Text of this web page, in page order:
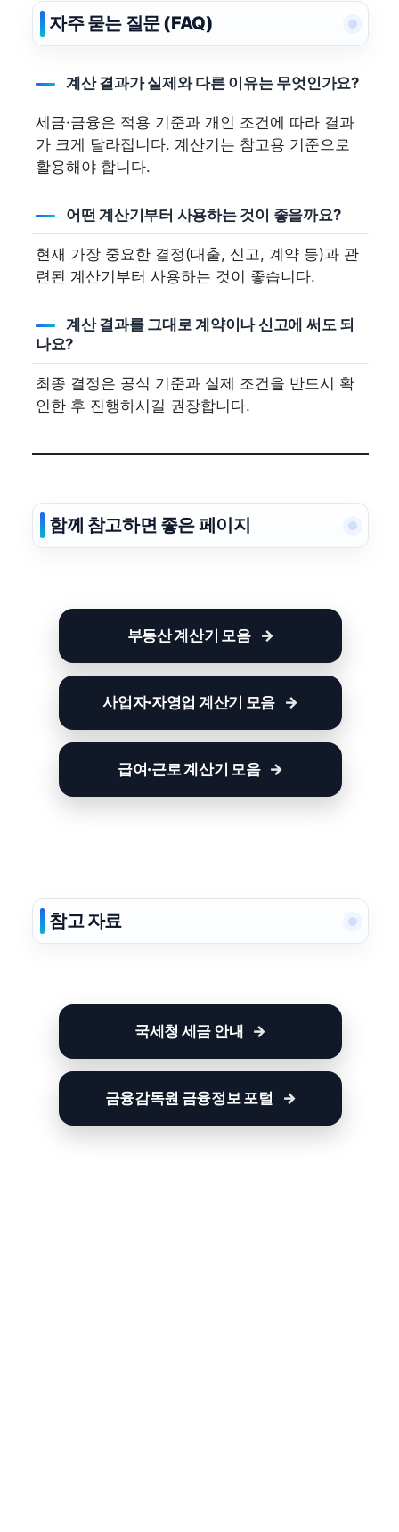
자주 묻는 질문 (FAQ)
계산 결과가 실제와 다른 이유는 무엇인가요?
세금·금융은 적용 기준과 개인 조건에 따라 결과
가 크게 달라집니다. 계산기는 참고용 기준으로
활용해야 합니다.
어떤 계산기부터 사용하는 것이 좋을까요?
현재 가장 중요한 결정(대출, 신고, 계약 등)과 관
련된 계산기부터 사용하는 것이 좋습니다.
계산 결과를 그대로 계약이나 신고에 써도 되
나요?
최종 결정은 공식 기준과 실제 조건을 반드시 확
인한 후 진행하시길 권장합니다.
함께 참고하면 좋은 페이지
부동산 계산기 모음
사업자·자영업 계산기 모음
급여·근로 계산기 모음
참고 자료
국세청 세금 안내
금융감독원 금융정보 포털